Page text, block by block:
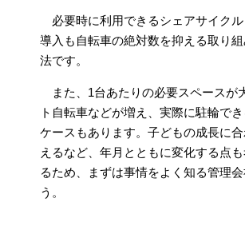
必要時に利用できるシェアサイク
導入も自転車の絶対数を抑える取り
法です。
また、1台あたりの必要スペースが
ト自転車などが増え、実際に駐輪で
ケースもあります。子どもの成長に
えるなど、年月とともに変化する点
るため、まずは事情をよく知る管理
う。